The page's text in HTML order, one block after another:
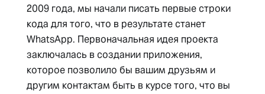
2009 года, мы начали писать первые строки
кода для того, что в результате станет
WhatsApp. Первоначальная идея проекта
заключалась в создании приложения,
которое позволило бы вашим друзьям и
другим контактам быть в курсе того, что вы